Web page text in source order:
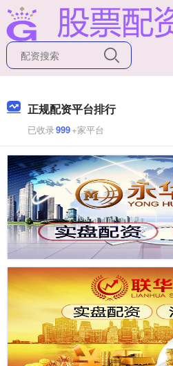
正规配资平台排行
已收录999+家平台